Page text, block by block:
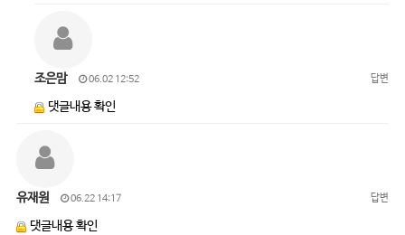
조은맘 06.02 12:52 답변
댓글내용 확인
유재원 06.22 14:17 답변
댓글내용 확인